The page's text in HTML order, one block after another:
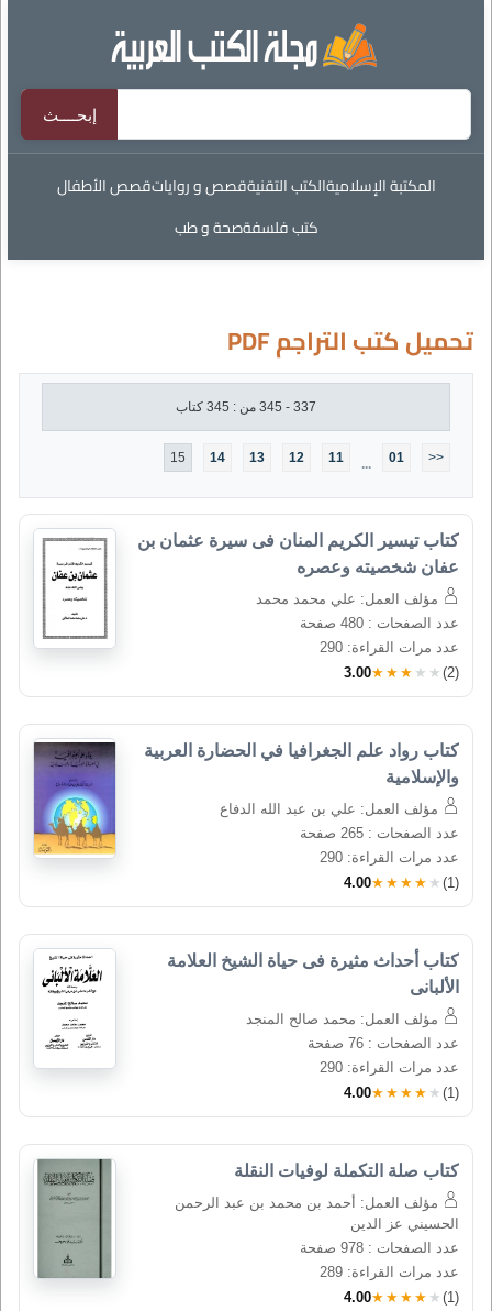
المكتبة الإسلاميةالكتب التقنيةقصص و رواياتقصص الأطفال
كتب فلسفةصحة و طب
تحميل كتب التراجم PDF
337 - 345 من : 345 كتاب
<<
01
...
15 14 13 12 11
عفان شخصيته وعصره
مؤلف العمل: علي محمد محمد
عدد الصفحات : 480 صفحة
عدد مرات القراءة: 290
3.00★★★★★ (2)
والإسلامية
مؤلف العمل: علي بن عبد الله الدفاع
عدد الصفحات : 265 صفحة
عدد مرات القراءة: 290
4.00★★★★★ (1)
الألبانى
مؤلف العمل: محمد صالح المنجد
عدد الصفحات : 76 صفحة
عدد مرات القراءة: 290
4.00★★★★★ (1)
كتاب صلة التكملة لوفيات النقلة
مؤلف العمل: أحمد بن محمد بن عبد الرحمن
الحسيني عز الدين
عدد الصفحات : 978 صفحة
عدد مرات القراءة: 289
4.00★★★★★ (1)